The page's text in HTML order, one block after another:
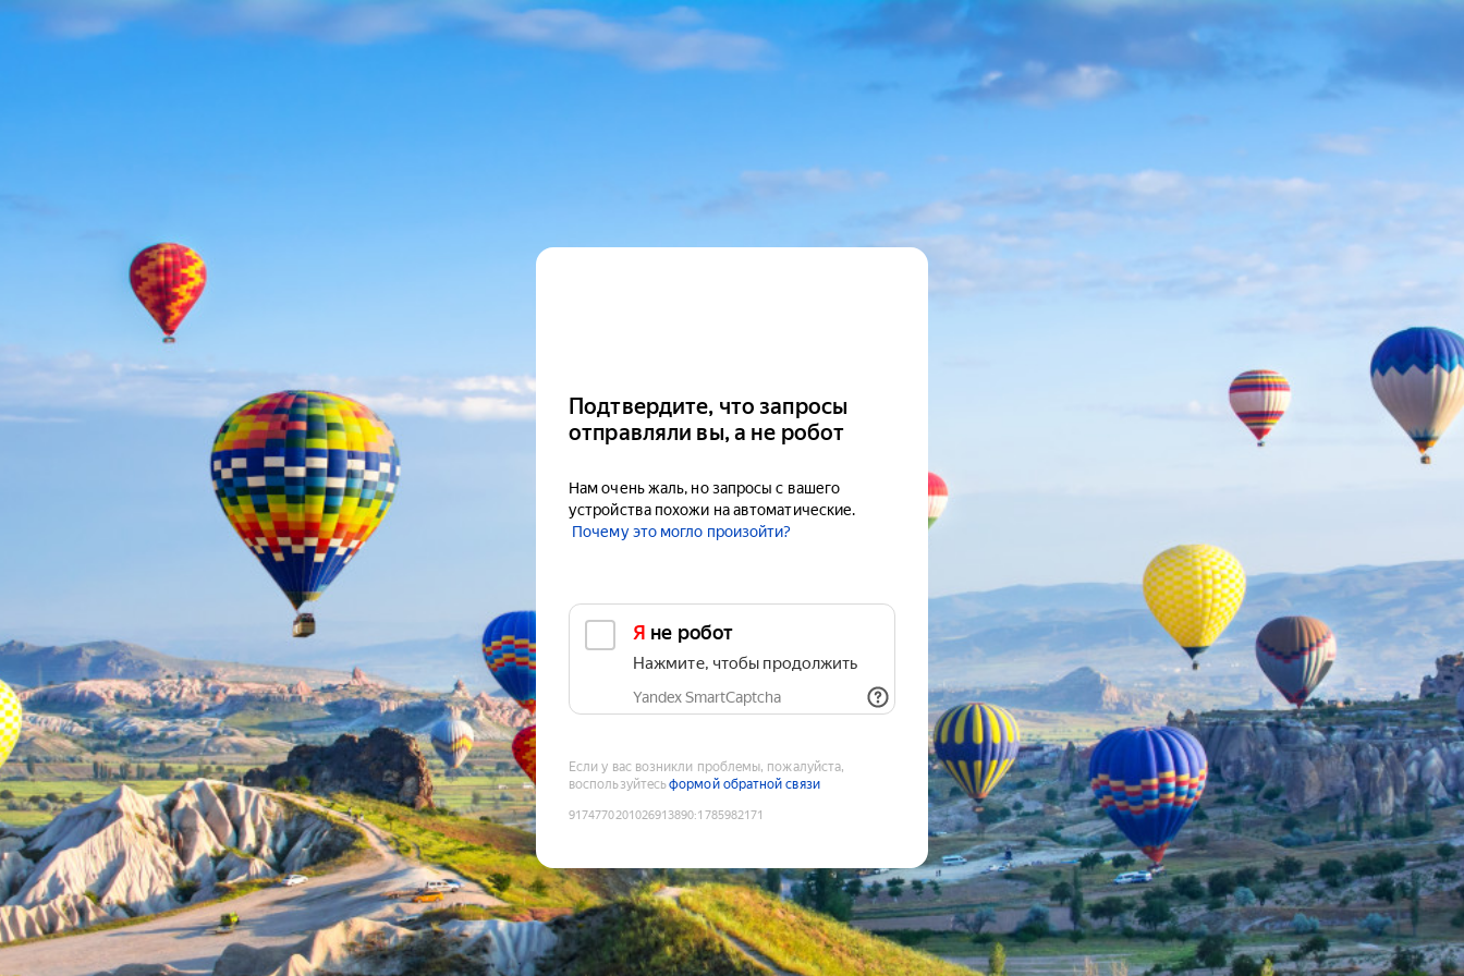
Подтвердите, что запросы
отправляли вы, а не робот
Нам очень жаль, но запросы с вашего
устройства похожи на автоматические.
Почему это могло произойти?
Я не робот
Нажмите, чтобы продолжить
Yandex SmartCaptcha
Если у вас возникли проблемы, пожалуйста,
воспользуйтесьформой обратной связи
9174770201026913890:1785982171